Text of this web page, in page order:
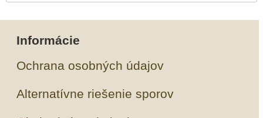
Informácie
Ochrana osobných údajov
Alternatívne riešenie sporov